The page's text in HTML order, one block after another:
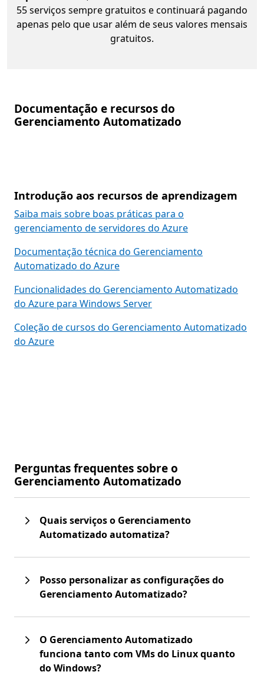
55 serviços sempre gratuitos e continuará pagando
apenas pelo que usar além de seus valores mensais
gratuitos.
Documentação e recursos do
Gerenciamento Automatizado
Introdução aos recursos de aprendizagem
Saiba mais sobre boas práticas para o
gerenciamento de servidores do Azure
Documentação técnica do Gerenciamento
Automatizado do Azure
Funcionalidades do Gerenciamento Automatizado
do Azure para Windows Server
Coleção de cursos do Gerenciamento Automatizado
do Azure
Perguntas frequentes sobre o
Gerenciamento Automatizado
Quais serviços o Gerenciamento
Automatizado automatiza?
Posso personalizar as configurações do
Gerenciamento Automatizado?
O Gerenciamento Automatizado
funciona tanto com VMs do Linux quanto
do Windows?